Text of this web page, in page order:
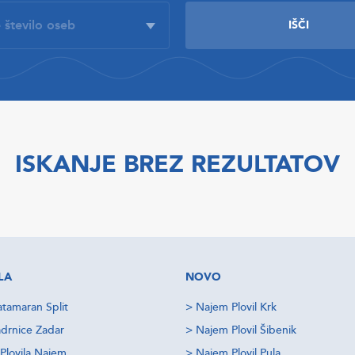
ISKANJE BREZ REZULTATOV
Split
Zadar
NOVO
> Najem Plovil Krk
> Najem Plovil Šibenik